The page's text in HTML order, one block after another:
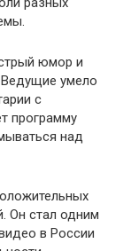
юмор и
Ведущие умело
с
программу
над
Он стал одним
в России